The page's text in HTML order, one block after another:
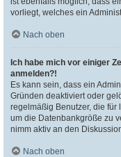
vorliegt, welches ein
Nach oben
Ich habe mich vor einiger
anmelden?!
Es kann sein, dass ein
Gründen deaktiviert oder
regelmäßig Benutzer, die
um die Datenbankgröße zu
nimm aktiv an den
Nach oben